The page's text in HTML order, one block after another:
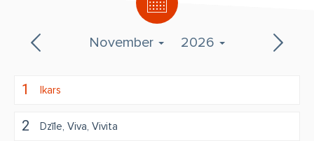
November 2026
1 Ikars
2 Dzīle Viva Vivita